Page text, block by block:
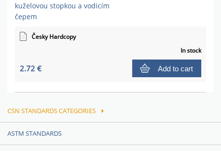
kuželovou stopkou a vodicím
čepem
Česky Hardcopy
In stock
2.72 € Add to cart
CSN STANDARDS CATEGORIES
ASTM STANDARDS